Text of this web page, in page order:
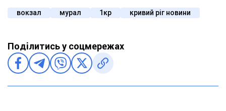
вокзал мурал 1кр кривий ріг новини
Поділитись у соцмережах